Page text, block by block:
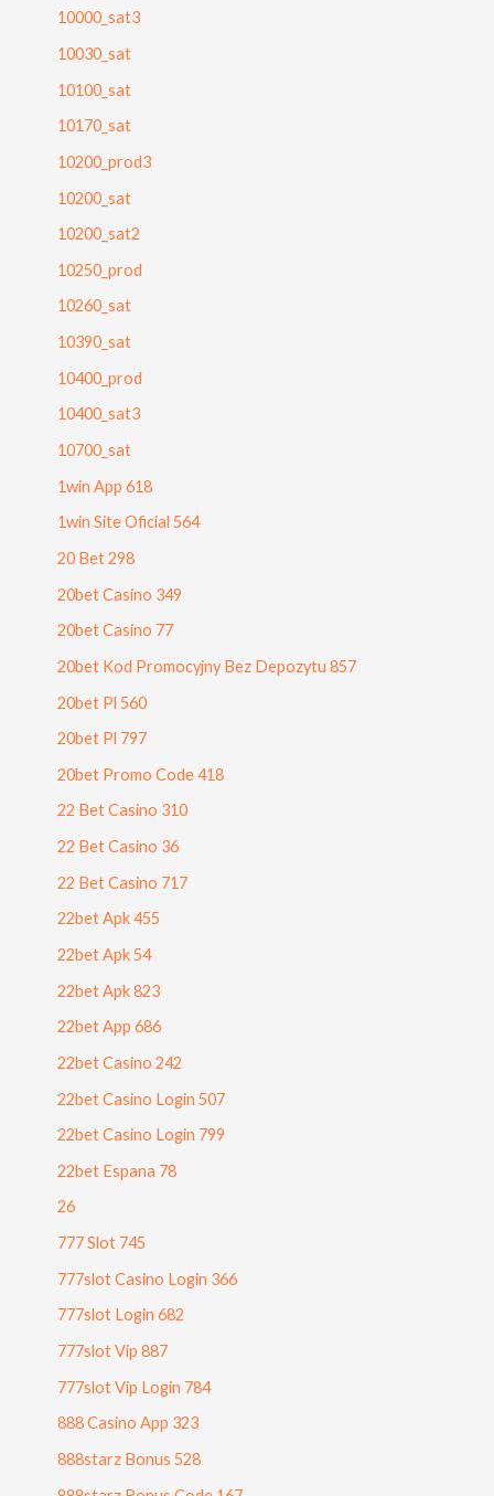
10000_sat3
10030_sat
10100_sat
10170_sat
10200_prod3
10200_sat
10200_sat2
10250_prod
10260_sat
10390_sat
10400_prod
10400_sat3
10700_sat
1win App 618
1win Site Oficial 564
20 Bet 298
20bet Casino 349
20bet Casino 77
20bet Kod Promocyjny Bez Depozytu 857
20bet Pl 560
20bet Pl 797
20bet Promo Code 418
22 Bet Casino 310
22 Bet Casino 36
22 Bet Casino 717
22bet Apk 455
22bet Apk 54
22bet Apk 823
22bet App 686
22bet Casino 242
22bet Casino Login 507
22bet Casino Login 799
22bet Espana 78
26
777 Slot 745
777slot Casino Login 366
777slot Login 682
777slot Vip 887
777slot Vip Login 784
888 Casino App 323
888starz Bonus 528